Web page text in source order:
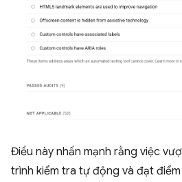
Điều này nhấn mạnh rằng việc
trình kiểm tra tự động và đạt